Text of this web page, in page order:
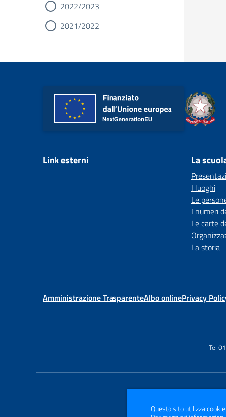
2022/2023
2021/2022
Link esterni La
I luoghi
Le
I numeri
Le carte
La storia
Amministrazione TrasparenteAlbo onlinePrivacy
Tel
Questo sito utilizza